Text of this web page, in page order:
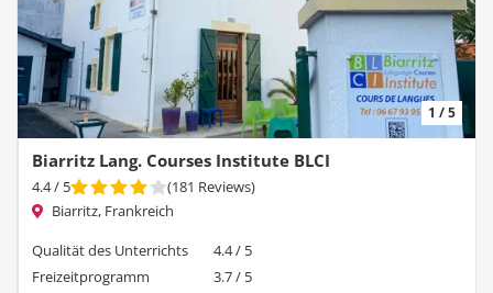
1 / 5
Biarritz Lang. Courses Institute BLCI
4.4/ 5 (181 Reviews)
Biarritz, Frankreich
Qualität des Unterrichts
4.4 / 5
Freizeitprogramm
3.7 / 5